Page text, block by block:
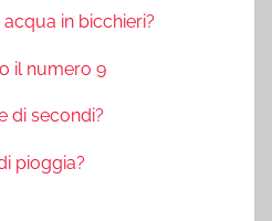
in bicchieri?
il numero 9
di secondi?
pioggia?